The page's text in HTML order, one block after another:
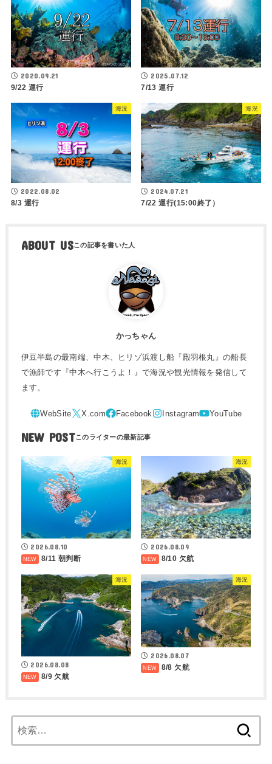
2020.09.21
9/22 運行
2025.07.12
7/13 運行
海況
2022.08.02
8/3 運行
海況
2024.07.21
7/22 運行(15:00終了）
ABOUT US
かっちゃん
伊豆半島の最南端、中木、ヒリゾ浜渡し船『殿羽根丸』の船長
で漁師です『中木へ行こうよ！』で海況や観光情報を発信して
ます。
NEW POST
海況
2026.08.10
8/11 朝判断
海況
2026.08.09
8/10 欠航
海況
2026.08.08
8/9 欠航
海況
2026.08.07
8/8 欠航
索: